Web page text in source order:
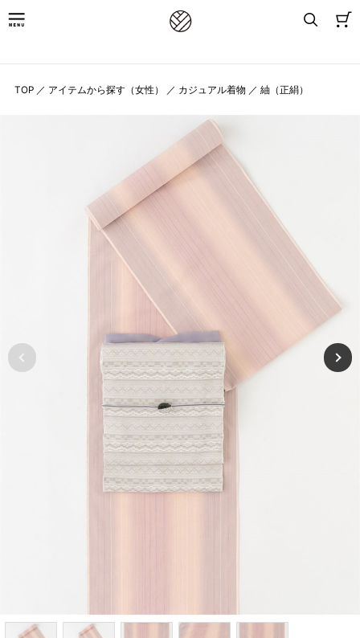
TOP ／ アイテムから探す（女性） ／ カジュアル着物 ／ 紬（正絹）